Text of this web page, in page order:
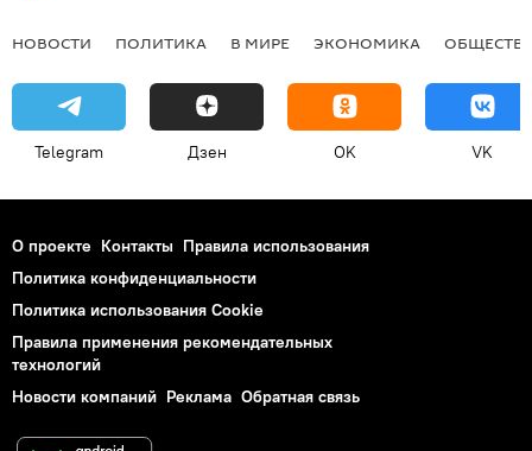
НОВОСТИ ПОЛИТИКА В МИРЕ ЭКОНОМИКА
Telegram Дзен OK VK
О проекте Контакты Правила использования
Политика конфиденциальности
Политика использования Cookie
Правила применения рекомендательных
технологий
Новости компаний Реклама Обратная связь